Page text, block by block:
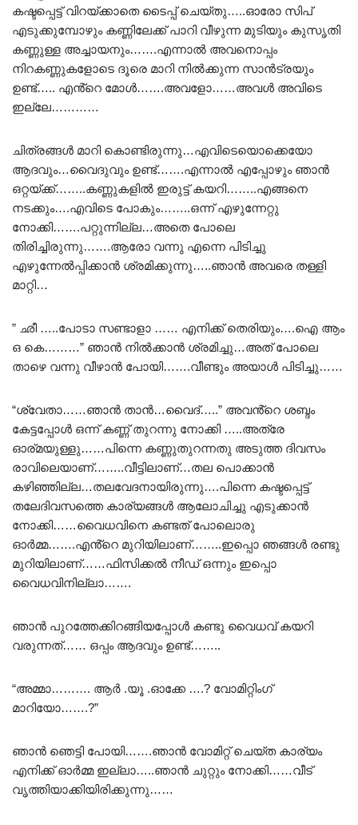
കഷ്ടപ്പെട്ട് വിറയ്ക്കാതെ ടൈപ്പ് ചെയ്തു…..ഓരോ സിപ്
എടുക്കുമ്പോഴും കണ്ണിലേക്ക് പാറി വീഴുന്ന മുടിയും കുസൃതി
കണ്ണുള്ള അച്ചായനും…….എന്നാൽ അവനൊപ്പം
നിറകണ്ണുകളോടെ ദൂരെ മാറി നിൽക്കുന്ന സാൻട്രയും
ഉണ്ട്….. എൻ്റെ മോൾ…….അവളോ……അവൾ അവിടെ
ഇല്ലേ…………
ചിത്രങ്ങൾ മാറി കൊണ്ടിരുന്നു…എവിടെയൊക്കെയോ
ആദവും…വൈദുവും ഉണ്ട്…….എന്നാൽ എപ്പോഴും ഞാൻ
ഒറ്റയ്ക്ക്……..കണ്ണുകളിൽ ഇരുട്ട് കയറി……..എങ്ങനെ
നടക്കും….എവിടെ പോകും……..ഒന്ന് എഴുന്നേറ്റു
നോക്കി…….പറ്റുന്നില്ല…അതെ പോലെ
തിരിച്ചിരുന്നു…….ആരോ വന്നു എന്നെ പിടിച്ചു
എഴുന്നേൽപ്പിക്കാൻ ശ്രമിക്കുന്നു…..ഞാൻ അവരെ തള്ളി
മാറ്റി…
” ഛീ …..പോടാ സണ്ടാളാ …… എനിക്ക് തെരിയും….ഐ ആം
ഒ കെ………” ഞാൻ നിൽക്കാൻ ശ്രമിച്ചു…അത് പോലെ
താഴെ വന്നു വീഴാൻ പോയി…….വീണ്ടും അയാൾ പിടിച്ചു……
“ശ്വേതാ……ഞാൻ താൻ…വൈദ്…..” അവൻ്റെ ശബ്ദം
കേട്ടപ്പോൾ ഒന്ന് കണ്ണ് തുറന്നു നോക്കി …..അത്രേ
ഓര്മയുള്ളു……പിന്നെ കണ്ണുതുറന്നതു അടുത്ത ദിവസം
രാവിലെയാണ്……..വീട്ടിലാണ്…തല പൊക്കാൻ
കഴിഞ്ഞില്ല…തലവേദനായിരുന്നു….പിന്നെ കഷ്ടപ്പെട്ട്
തലേദിവസത്തെ കാര്യങ്ങൾ ആലോചിച്ചു എടുക്കാൻ
നോക്കി……വൈധവിനെ കണ്ടത് പോലൊരു
ഓർമ്മ…….എൻ്റെ മുറിയിലാണ്……..ഇപ്പൊ ഞങ്ങൾ രണ്ടു
മുറിയിലാണ്……ഫിസിക്കൽ നീഡ് ഒന്നും ഇപ്പൊ
വൈധവിനില്ലാ…….
ഞാൻ പുറത്തേക്കിറങ്ങിയപ്പോൾ കണ്ടു വൈധവ് കയറി
വരുന്നത്…… ഒപ്പം ആദവും ഉണ്ട്……..
“അമ്മാ………. ആർ .യൂ .ഓക്കേ ….? വോമിറ്റിംഗ്
മാറിയോ…….?”
ഞാൻ ഞെട്ടി പോയി…….ഞാൻ വോമിറ്റ് ചെയ്ത കാര്യം
എനിക്ക് ഓർമ്മ ഇല്ലാ…..ഞാൻ ചുറ്റും നോക്കി……വീട്
വൃത്തിയാക്കിയിരിക്കുന്നു……